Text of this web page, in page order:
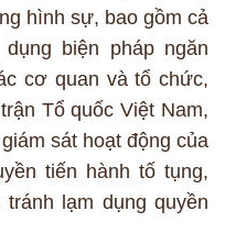
hình sự, bao gồm cả
biện pháp ngăn
cơ quan và tổ chức,
Tổ quốc Việt Nam,
sát hoạt động của
tiến hành tố tụng,
lạm dụng quyền